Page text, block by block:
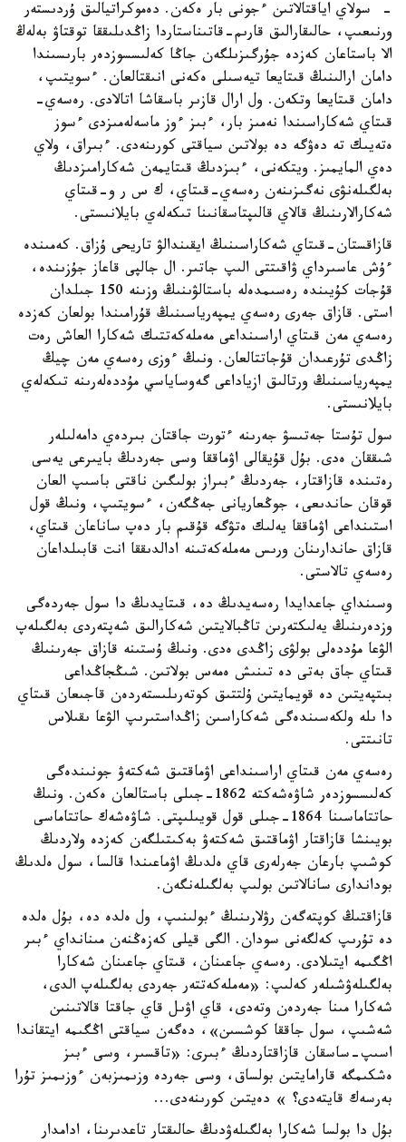
- سولاي اياقتالاتىن ءجونى بار ەكەن. دەموكراتيالىق ۇردىستەر
ورنىعىپ، حالىقارالىق قارىم-قاتىناستاردا زاڭدىلىققا توقتاۋ بەلەڭ
الا باستاعان كەزدە جۇرگىزىلگەن جاڭا كەلىسسوزدەر بارىسىندا
دامان ارالىنىڭ قىتايعا تيەسىلى ەكەنى انىقتالعان. ءسويتىپ،
دامان قىتايعا وتكەن. ول ارال قازىر باسقاشا اتالادى. رەسەي-
قىتاي شەكاراسىندا نەمىز بار، ءبىز ءوز ماسەلەمىزدى ءسوز
ەتەيىك تە دەۋگە دە بولاتىن سياقتى كورىنەدى. ءبىراق، ولاي
دەي المايمىز. ويتكەنى، ءبىزدىڭ قىتايمەن شەكارامىزدىڭ
بەلگىلەنۋى نەگىزىنەن رەسەي-قىتاي، ك س ر و-قىتاي
شەكارالارىنىڭ قالاي قالىپتاسقانىنا تىكەلەي بايلانىستى.
قازاقستان-قىتاي شەكاراسىنىڭ ايقىندالۋ تاريحى ۇزاق. كەمىندە
ءۇش عاسىرداي ۋاقىتتى الىپ جاتىر. ال جالپى قاعاز جۇزىندە،
قۇجات كۇيىندە رەسىمدەلە باستالۋىنىڭ وزىنە 150 جىلدان
استى. قازاق جەرى رەسەي يمپەرياسىنىڭ قۇرامىندا بولعان كەزدە
رەسەي مەن قىتاي اراسىنداعى مەملەكەتتىك شەكارا العاش رەت
زاڭدى تۇرعىدان قۇجاتتالعان. ونىڭ ءوزى رەسەي مەن چيڭ
يمپەرياسىنىڭ ورتالىق ازياداعى گەوساياسي مۇددەلەرىنە تىكەلەي
بايلانىستى.
سول تۇستا جەتىسۋ جەرىنە ءتورت جاقتان بىردەي دامەلىلەر
شىققان ەدى. بۇل قۇيقالى اۋماققا وسى جەردىڭ بايىرعى يەسى
رەتىندە قازاقتار، جەردىڭ ءبىراز بولىگىن ناقتى باسىپ العان
قوقان حاندىعى، جوڭعاريانى جەڭگەن، ءسويتىپ، ونىڭ قول
استىنداعى اۋماققا يەلىك ەتۋگە قۇقىم بار دەپ ساناعان قىتاي،
قازاق حاندارىنان ورىس مەملەكەتىنە ادالدىققا انت قابىلداعان
رەسەي تالاستى.
وسىنداي جاعدايدا رەسەيدىڭ دە، قىتايدىڭ دا سول جەردەگى
وزدەرىنىڭ يەلىكتەرىن تاڭبالايتىن شەكارالىق شەپتەردى بەلگىلەپ
الۋعا مۇددەلى بولۋى زاڭدى ەدى. ونىڭ ۇستىنە قازاق جەرىنىڭ
قىتاي جاق بەتى دە تىنىش ەمەس بولاتىن. شىڭجاڭداعى
بىتپەيتىن دە قويمايتىن ۇلتتىق كوتەرىلىستەردەن قاجىعان قىتاي
دا ىلە ولكەسىندەگى شەكاراسىن زاڭداستىرىپ الۋعا ىقىلاس
تانىتتى.
رەسەي مەن قىتاي اراسىنداعى اۋماقتىق شەكتەۋ جونىندەگى
كەلىسسوزدەر شاۋەشەكتە 1862-جىلى باستالعان ەكەن. ونىڭ
حاتتاماسىنا 1864-جىلى قول قويىلىپتى. شاۋەشەك حاتتاماسى
بويىنشا قازاقتار اۋماقتىق شەكتەۋ بەكىتىلگەن كەزدە ولاردىڭ
كوشىپ بارعان جەرلەرى قاي ەلدىڭ اۋماعىندا قالسا، سول ەلدىڭ
بوداندارى سانالاتىن بولىپ بەلگىلەنگەن.
قازاقتىڭ كوپتەگەن رۋلارىنىڭ ءبولىنىپ، ول ەلدە دە، بۇل ەلدە
دە تۇرىپ كەلگەنى سودان. الگى قيلى كەزەڭنەن مىنانداي ءبىر
اڭگىمە ايتىلادى. رەسەي جاعىنان، قىتاي جاعىنان شەكارا
بەلگىلەۋشىلەر كەلىپ: «مەملەكەتتەر جەردى بەلگىلەپ الدى،
شەكارا مىنا جەردەن وتەدى، قاي اۋىل قاي جاقتا قالاتىنىن
شەشىپ، سول جاققا كوشسىن»، دەگەن سياقتى اڭگىمە ايتقاندا
اسىپ-ساسقان قازاقتاردىڭ ءبىرى: «تاقسىر، وسى ءبىز
ەشكىمگە قارامايتىن بولساق، وسى جەردە وزىمىزبەن ءوزىمىز تۇرا
بەرسەك قايتەدى؟ » دەيتىن كورىنەدى...
بۇل دا بولسا شەكارا بەلگىلەۋدىڭ حالىقتار تاعدىرىنا، ادامدار